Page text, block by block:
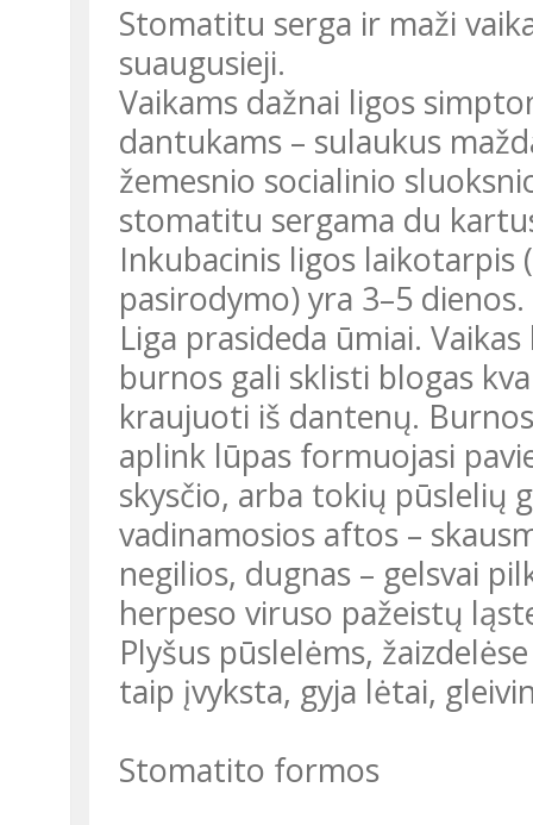
Stomatitu serga ir maži
suaugusieji.
Vaikams dažnai ligos
dantukams – sulaukus
žemesnio socialinio
stomatitu sergama du
Inkubacinis ligos
pasirodymo) yra 3–5 dienos.
Liga prasideda ūmiai.
burnos gali sklisti blogas
kraujuoti iš dantenų.
aplink lūpas formuojasi
skysčio, arba tokių pūslelių
vadinamosios aftos –
negilios, dugnas – gelsvai
herpeso viruso pažeistų
Plyšus pūslelėms,
taip įvyksta, gyja lėtai,
Stomatito formos